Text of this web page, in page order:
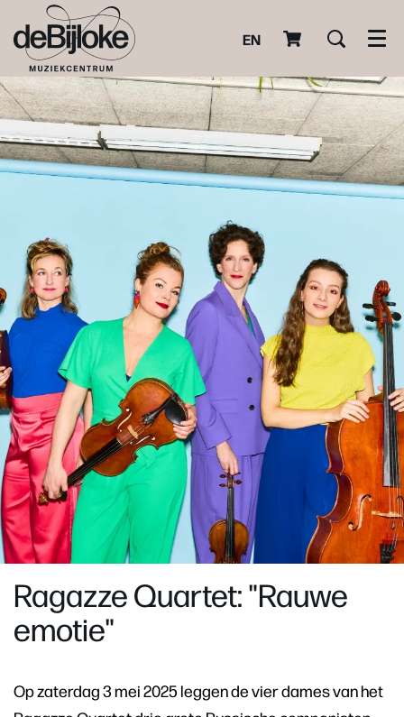
EN
Ragazze Quartet: "Rauwe
emotie"
Op zaterdag 3 mei 2025 leggen de vier dames van het